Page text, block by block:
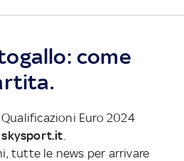
come
Euro 2024
skysport.it
tutte le news per arrivare